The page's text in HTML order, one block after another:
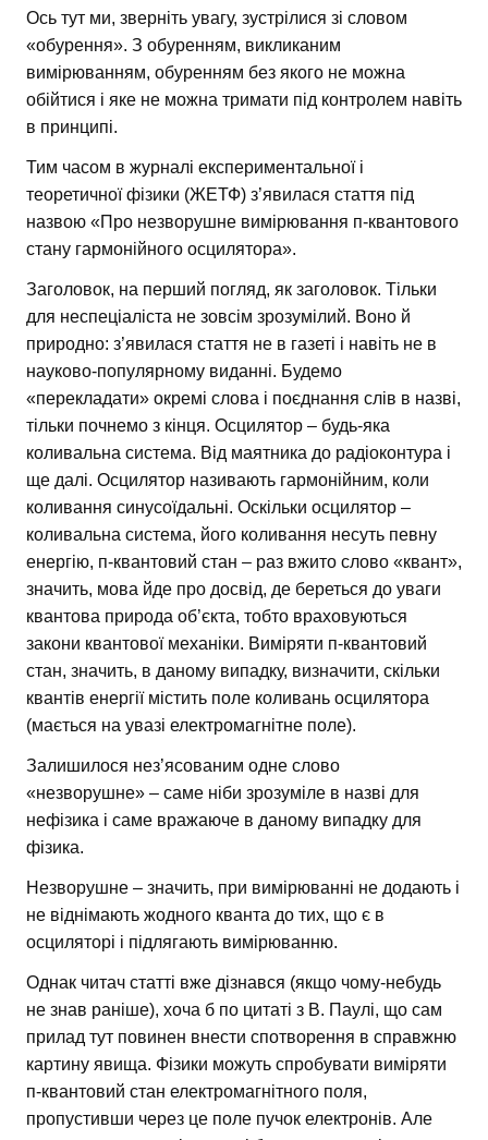
Ось тут ми, зверніть увагу, зустрілися зі словом
«обурення». З обуренням, викликаним
вимірюванням, обуренням без якого не можна
обійтися і яке не можна тримати під контролем навіть
в принципі.
Тим часом в журналі експериментальної і
теоретичної фізики (ЖЕТФ) з’явилася стаття під
назвою «Про незворушне вимірювання п-квантового
стану гармонійного осцилятора».
Заголовок, на перший погляд, як заголовок. Тільки
для неспеціаліста не зовсім зрозумілий. Воно й
природно: з’явилася стаття не в газеті і навіть не в
науково-популярному виданні. Будемо
«перекладати» окремі слова і поєднання слів в назві,
тільки почнемо з кінця. Осцилятор – будь-яка
коливальна система. Від маятника до радіоконтура і
ще далі. Осцилятор називають гармонійним, коли
коливання синусоїдальні. Оскільки осцилятор –
коливальна система, його коливання несуть певну
енергію, п-квантовий стан – раз вжито слово «квант»,
значить, мова йде про досвід, де береться до уваги
квантова природа об’єкта, тобто враховуються
закони квантової механіки. Виміряти п-квантовий
стан, значить, в даному випадку, визначити, скільки
квантів енергії містить поле коливань осцилятора
(мається на увазі електромагнітне поле).
Залишилося нез’ясованим одне слово
«незворушне» – саме ніби зрозуміле в назві для
нефізика і саме вражаюче в даному випадку для
фізика.
Незворушне – значить, при вимірюванні не додають і
не віднімають жодного кванта до тих, що є в
осциляторі і підлягають вимірюванню.
Однак читач статті вже дізнався (якщо чому-небудь
не знав раніше), хоча б по цитаті з В. Паулі, що сам
прилад тут повинен внести спотворення в справжню
картину явища. Фізики можуть спробувати виміряти
п-квантовий стан електромагнітного поля,
пропустивши через це поле пучок електронів. Але